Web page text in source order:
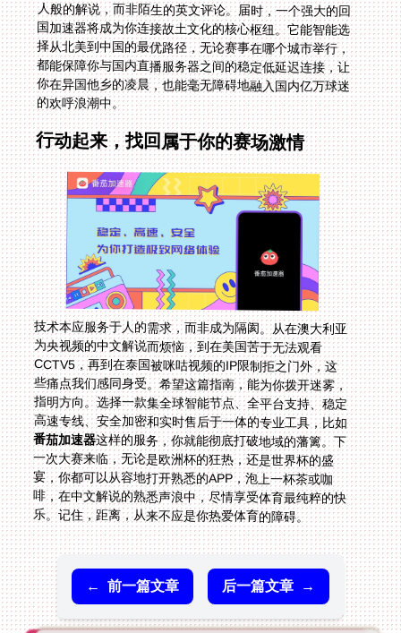
的欢呼浪潮中。
行动起来，找回属于你的赛场激情
技术本应服务于人的需求，而非成为隔阂。从在澳大利亚
为央视频的中文解说而烦恼，到在美国苦于无法观看
CCTV5，再到在泰国被咪咕视频的IP限制拒之门外，这
些痛点我们感同身受。希望这篇指南，能为你拨开迷雾，
指明方向。选择一款集全球智能节点、全平台支持、稳定
高速专线、安全加密和实时售后于一体的专业工具，比如
番茄加速器这样的服务，你就能彻底打破地域的藩篱。下
一次大赛来临，无论是欧洲杯的狂热，还是世界杯的盛
宴，你都可以从容地打开熟悉的APP，泡上一杯茶或咖
啡，在中文解说的熟悉声浪中，尽情享受体育最纯粹的快
乐。记住，距离，从来不应是你热爱体育的障碍。
← 前一篇文章 后一篇文章 →